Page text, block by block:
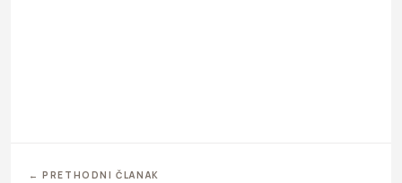
← PRETHODNI ČLANAK